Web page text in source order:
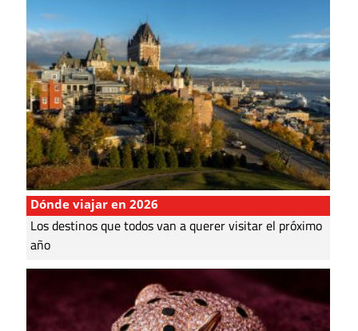
Dónde viajar en 2026
Los destinos que todos van a querer visitar el próximo
año